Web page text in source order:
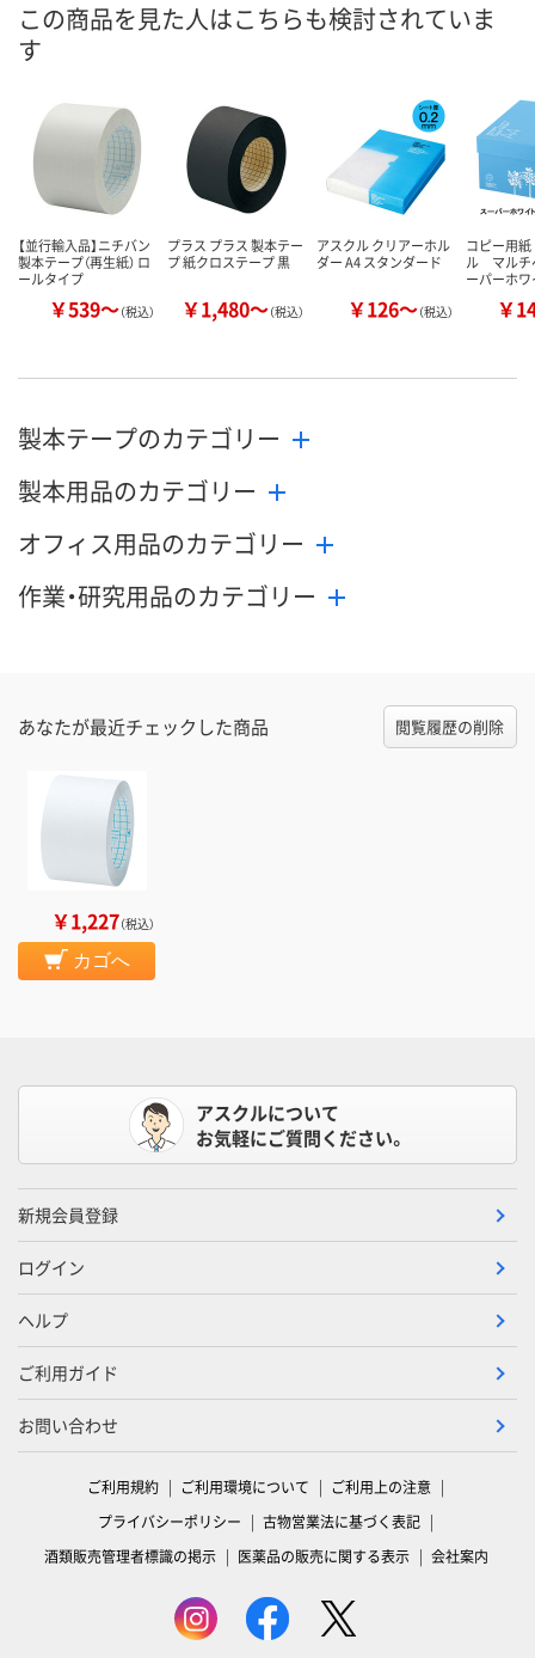
この商品を見た人はこちらも検討されていま
す
【並行輸入品】ニチバン
製本テープ（再生紙） ロ
ールタイプ
￥539～（税込）
プラス プラス 製本テー
プ 紙クロステープ 黒
￥1,480～（税込）
アスクル クリアーホル
ダー A4 スタンダード
￥126～（税込）
コピー用
ル マルチ
ーパーホワ
￥
製本テープのカテゴリー
製本用品のカテゴリー
オフィス用品のカテゴリー
作業・研究用品のカテゴリー
あなたが最近チェックした商品 閲覧履歴の削除
￥1,227（税込）
カゴへ
アスクルについて
お気軽にご質問ください。
新規会員登録
ログイン
ヘルプ
ご利用ガイド
お問い合わせ
ご利用規約 ご利用環境について
ご利用上の注意
プライバシーポリシー
古物営業法に基づく表記
酒類販売管理者標識の掲示
医薬品の販売に関する表示 会社案内